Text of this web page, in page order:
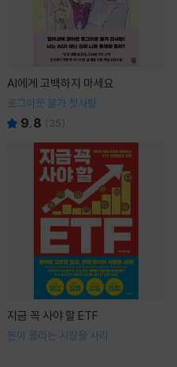
AI에게 고백하지 마세요
로그아웃 불가 첫사랑
9.8 ( 35)
지금 꼭 사야 할 ETF
돈이 몰리는 시장을 사라